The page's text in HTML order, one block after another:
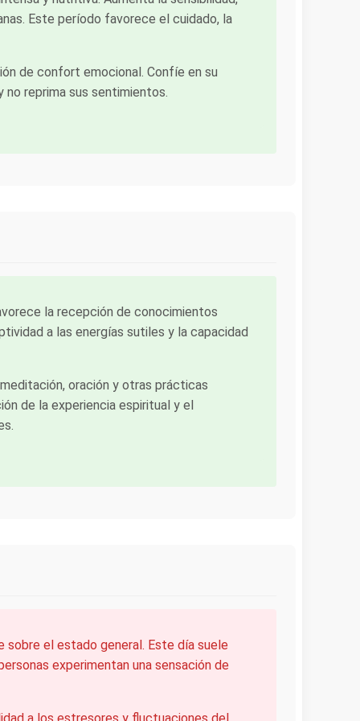
Este período favorece el cuidado, la
de confort emocional. Confíe en su
reprima sus sentimientos.
la recepción de conocimientos
a las energías sutiles y la capacidad
oración y otras prácticas
de la experiencia espiritual y el
sobre el estado general. Este día suele
experimentan una sensación de